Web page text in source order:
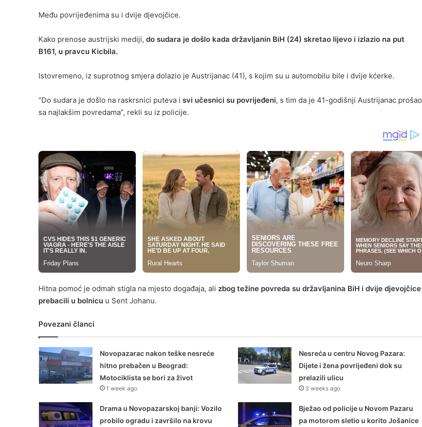
Među povrijeđenima su i dvije djevojčice.
Kako prenose austrijski mediji, do sudara je došlo kada državljanin BiH (24) skretao lijevo i izlazio na put
B161, u pravcu Kicbila.
Istovremeno, iz suprotnog smjera dolazio je Austrijanac (41), s kojim su u automobilu bile i dvije kćerke.
“Do sudara je došlo na raskrsnici puteva i svi učesnici su povrijeđeni, s tim da je 41-godišnji Austrijanac prošao
sa najlakšim povredama”, rekli su iz policije.
Hitna pomoć je odmah stigla na mjesto događaja, ali zbog težine povreda su državljanina BiH i dvije djevojčice
prebacili u bolnicu u Sent Johanu.
Povezani članci
Novopazarac nakon teške nesreće
hitno prebačen u Beograd:
Motociklista se bori za život
1 week ago
Nesreća u centru Novog Pazara:
Dijete i žena povrijeđeni dok su
prelazili ulicu
3 weeks ago
Drama u Novopazarskoj banji: Vozilo
probilo ogradu i završilo na krovu
Bježao od policije u Novom Pazaru
pa motorom sletio u korito Jošanice